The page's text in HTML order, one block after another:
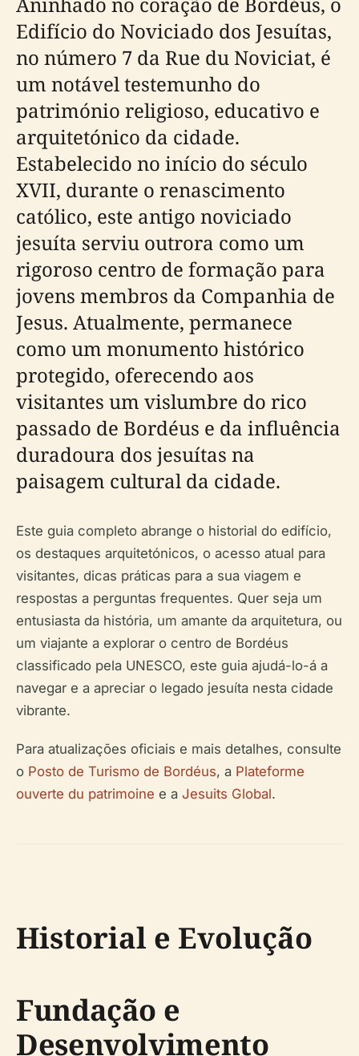
Edifício do Noviciado dos Jesuítas,
no número 7 da Rue du Noviciat, é
um notável testemunho do
património religioso, educativo e
arquitetónico da cidade.
Estabelecido no início do século
XVII, durante o renascimento
católico, este antigo noviciado
jesuíta serviu outrora como um
rigoroso centro de formação para
jovens membros da Companhia de
Jesus. Atualmente, permanece
como um monumento histórico
protegido, oferecendo aos
visitantes um vislumbre do rico
passado de Bordéus e da influência
duradoura dos jesuítas na
paisagem cultural da cidade.
Este guia completo abrange o historial do edifício,
os destaques arquitetónicos, o acesso atual para
visitantes, dicas práticas para a sua viagem e
respostas a perguntas frequentes. Quer seja um
entusiasta da história, um amante da arquitetura, ou
um viajante a explorar o centro de Bordéus
classificado pela UNESCO, este guia ajudá-lo-á a
navegar e a apreciar o legado jesuíta nesta cidade
vibrante.
Para atualizações oficiais e mais detalhes, consulte
o Posto de Turismo de Bordéus, a Plateforme
ouverte du patrimoine e a Jesuits Global.
Historial e Evolução
Fundação e
Desenvolvimento